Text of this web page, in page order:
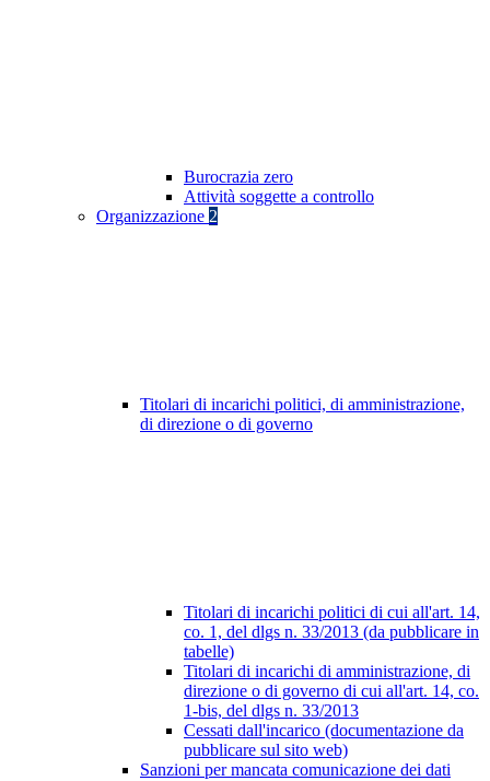
Burocrazia zero
Attività soggette a controllo
Organizzazione 2
Titolari di incarichi politici, di amministrazione,
di direzione o di governo
Titolari di incarichi politici di cui all'art. 14,
co. 1, del dlgs n. 33/2013 (da pubblicare in
tabelle)
Titolari di incarichi di amministrazione, di
direzione o di governo di cui all'art. 14, co.
1-bis, del dlgs n. 33/2013
Cessati dall'incarico (documentazione da
pubblicare sul sito web)
Sanzioni per mancata comunicazione dei dati